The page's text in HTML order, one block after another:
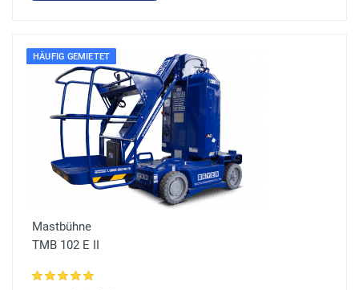
HÄUFIG GEMIETET
Mastbühne
TMB 102 E II